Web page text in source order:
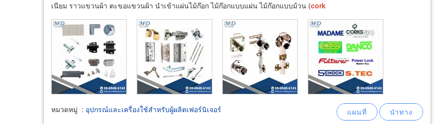
เนียม ราวแขวนผ้า ตะขอแขวนผ้า นำเข้าแผ่นไม้ก๊อก ไม้ก๊อกแบบแผ่น ไม้ก๊อกแบบม้วน (cork
หมวดหมู่ : อุปกรณ์และเครื่องใช้สำหรับผู้ผลิตเฟอร์นิเจอร์